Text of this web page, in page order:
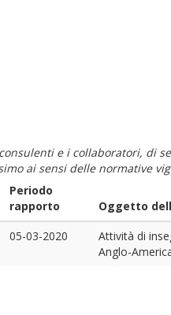
e i collaboratori, di
ai sensi delle normative
Periodo
rapporto
Oggetto
05-03-2020
Attività di
Anglo-